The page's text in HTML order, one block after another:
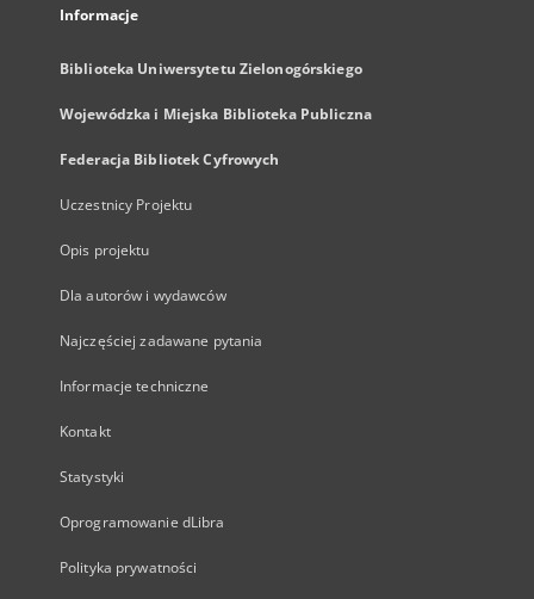
Informacje
Biblioteka Uniwersytetu Zielonogórskiego
Wojewódzka i Miejska Biblioteka Publiczna
Federacja Bibliotek Cyfrowych
Uczestnicy Projektu
Opis projektu
Dla autorów i wydawców
Najczęściej zadawane pytania
Informacje techniczne
Kontakt
Statystyki
Oprogramowanie dLibra
Polityka prywatności